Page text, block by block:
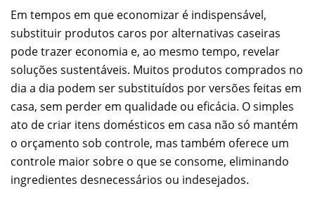
Em tempos em que economizar é indispensável,
substituir produtos caros por alternativas caseiras
pode trazer economia e, ao mesmo tempo, revelar
soluções sustentáveis. Muitos produtos comprados no
dia a dia podem ser substituídos por versões feitas em
casa, sem perder em qualidade ou eficácia. O simples
ato de criar itens domésticos em casa não só mantém
o orçamento sob controle, mas também oferece um
controle maior sobre o que se consome, eliminando
ingredientes desnecessários ou indesejados.